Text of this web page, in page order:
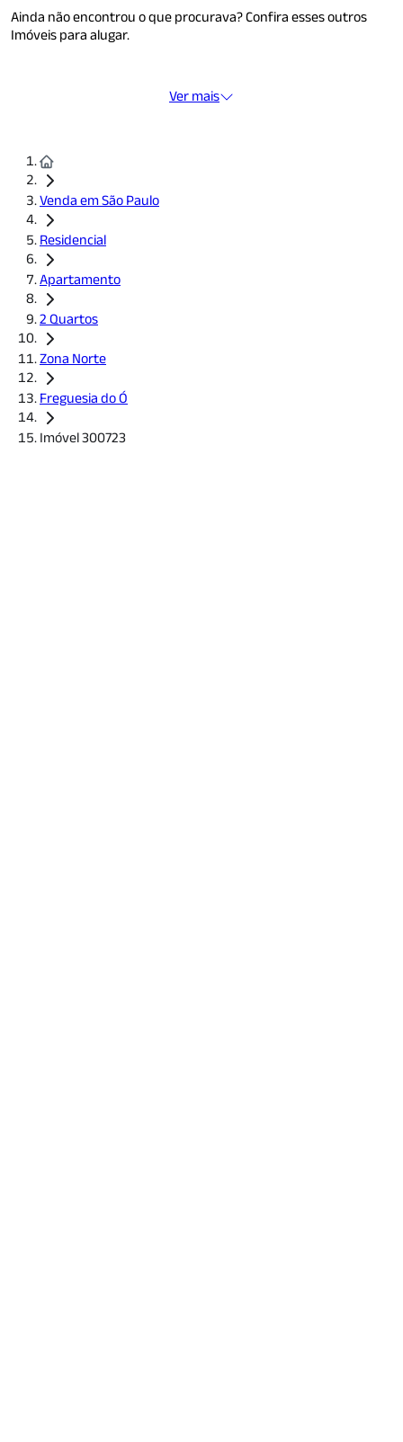
Ainda não encontrou o que procurava? Confira esses outros
Imóveis para alugar.
Ver mais
Venda em São Paulo
Residencial
Apartamento
2 Quartos
Zona Norte
Freguesia do Ó
Imóvel 300723